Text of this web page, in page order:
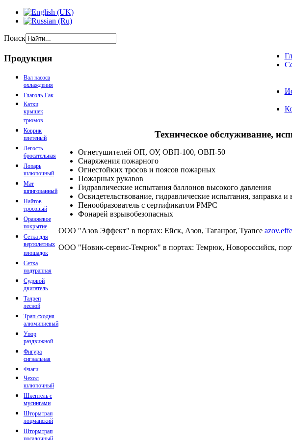
Поиск
Продукция
Вал насоса
охлаждения
Глаголь-Гак
Катки
крышек
трюмов
Коврик
плетеный
Легость
бросательная
Лопарь
шлюпочный
Мат
шпигованный
Найтов
тросовый
Оранжевое
покрытие
Сетка для
вертолетных
площадок
Сетка
подтрапная
Судовой
двигатель
Талреп
лесной
Трап-сходня
алюминиевый
Упор
раздвижной
Фигура
сигнальная
Флаги
Чехол
шлюпочный
Шкентель с
мусингами
Штормтрап
лоцманский
Штормтрап
Техническое обслуживание,
Огнетушителей ОП, ОУ, ОВП-100, ОВП-50
Снаряжения пожарного
Огнестойких тросов и поясов пожарных
Пожарных рукавов
Гидравлические испытания баллонов высокого давления
Освидетельствование, гидравлические испытания, заправка
Пенообразователь с сертификатом РМРС
Фонарей взрывобезопасных
ООО "Азов Эффект" в портах: Ейск, Азов, Таганрог, Туапсе
ООО "Новик-сервис-Темрюк" в портах: Темрюк, Новороссийск,